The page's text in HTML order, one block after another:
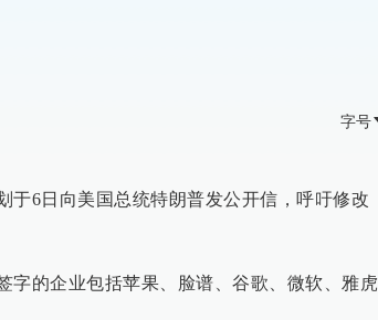
字号
于6日向美国总统特朗普发公开信，呼吁修改
字的企业包括苹果、脸谱、谷歌、微软、雅虎